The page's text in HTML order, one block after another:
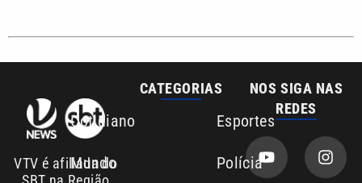
Anuncie agora com a emissora VTV SBT
Área de cobertura que a VTV SBT acompanha:
Entre em contato com a VTV News